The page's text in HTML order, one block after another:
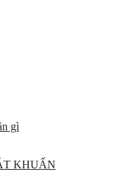
gì
KHUẨN